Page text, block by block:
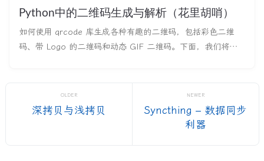
Python中的二维码生成与解析（花里胡哨）
如何使用 qrcode 库生成各种有趣的二维码，包括彩色二维
码、带 Logo 的二维码和动态 GIF 二维码。下面，我们将逐
持自定义功能，如颜色变化、样式设计和动画效果。
OLDER
深拷贝与浅拷贝
NEWER
Syncthing – 数据同步
利器